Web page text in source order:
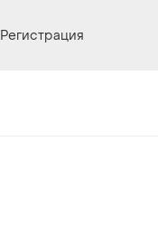
Регистрация